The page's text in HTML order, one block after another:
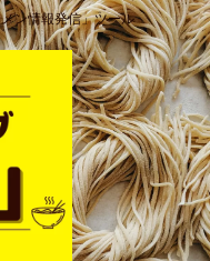
ン情報発信」ツール